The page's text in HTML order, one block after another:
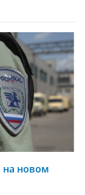
на новом